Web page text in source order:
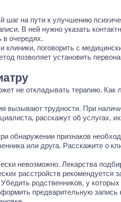
на пути к улучшению
В ней нужно указать
в очередях.
клиники, поговорить с
позволяет установить
не откладывать терапию. Как
трудности. При
расскажут об услугах,
обнаружении признаков
или друга. Расскажите о
невозможно. Лекарства
расстройств рекомендуется
родственников, у
предварительную запись